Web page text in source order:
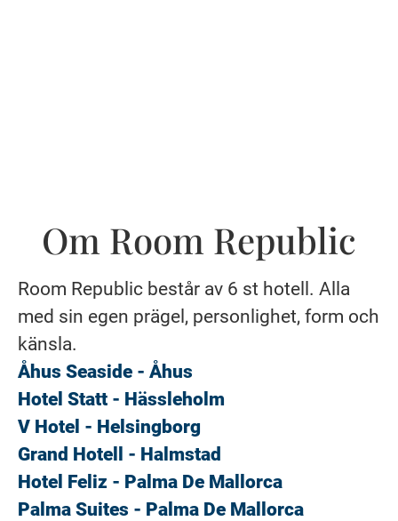
Om Room Republic
Room Republic består av 6 st hotell. Alla
med sin egen prägel, personlighet, form och
känsla.
Åhus Seaside - Åhus
Hotel Statt - Hässleholm
V Hotel - Helsingborg
Grand Hotell - Halmstad
Hotel Feliz - Palma De Mallorca
Palma Suites - Palma De Mallorca